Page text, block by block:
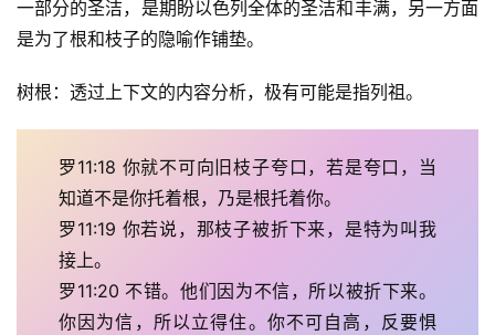
神
研
究
一部分的圣洁，是期盼以色列全体的圣洁和丰满，另一方面
是为了根和枝子的隐喻作铺垫。
树根：透过上下文的内容分析，极有可能是指列祖。
罗11:18 你就不可向旧枝子夸口，若是夸口，当
知道不是你托着根，乃是根托着你。
罗11:19 你若说，那枝子被折下来，是特为叫我
接上。
罗11:20 不错。他们因为不信，所以被折下来。
你因为信，所以立得住。你不可自高，反要惧